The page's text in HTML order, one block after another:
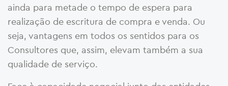
ainda para metade o tempo de espera para
realização de escritura de compra e venda. Ou
seja, vantagens em todos os sentidos para os
Consultores que, assim, elevam também a sua
qualidade de serviço.